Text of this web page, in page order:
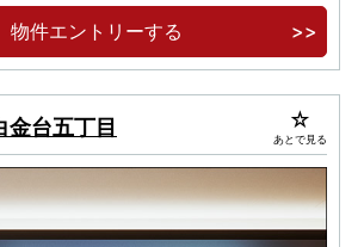
形を宿したデザイン。
超の住戸をはじめ、20タイ
物件エントリーする
金台五丁目 あとで見る